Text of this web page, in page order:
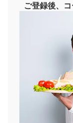
ご登録後、